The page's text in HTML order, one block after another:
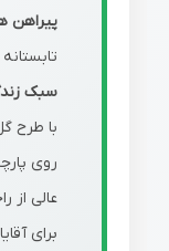
پیراهن
سبک
با طرح
روی
عالی از
برای